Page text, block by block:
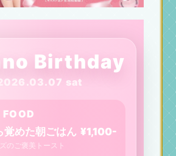
Birthday
sat
めた朝ごはん ¥1,100-
のご褒美トースト